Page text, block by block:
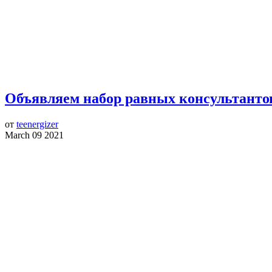
Объявляем набор равных
от teenergizer
March 09 2021